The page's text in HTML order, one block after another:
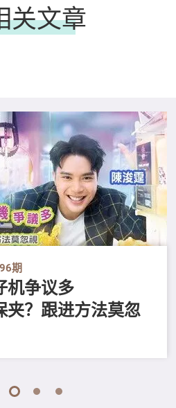
关文章
期
机争议多
夹？跟进方法莫忽
1 2 3